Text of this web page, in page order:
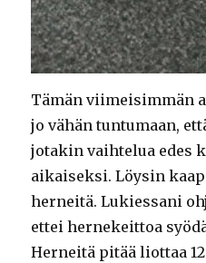
Tämän viimeisimmän
jo vähän tuntumaan,
jotakin vaihtelua edes
aikaiseksi. Löysin
herneitä. Lukiessani
ettei hernekeittoa
Herneitä pitää liottaa